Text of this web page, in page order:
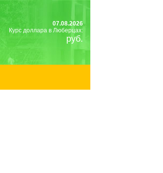
07.08.2026
Курс доллара в Люберцах:
руб.